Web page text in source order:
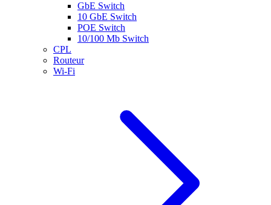
GbE Switch
10 GbE Switch
POE Switch
10/100 Mb Switch
CPL
Routeur
Wi-Fi